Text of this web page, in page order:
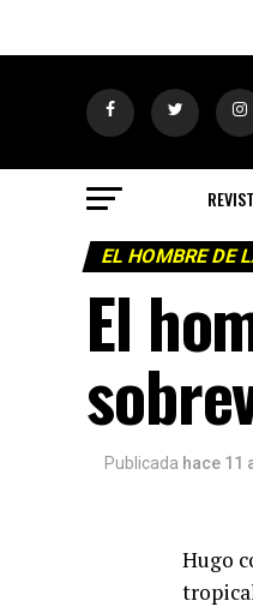
EL HOMBRE DE
El
Publicada hace 11
Hugo